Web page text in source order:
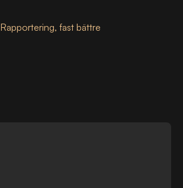
Rapportering, fast bättre